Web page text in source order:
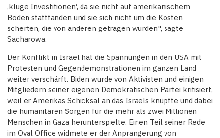
‚kluge Investitionen‘, da sie nicht auf amerikanischem
Boden stattfanden und sie sich nicht um die Kosten
scherten, die von anderen getragen wurden", sagte
Sacharowa.
Der Konflikt in Israel hat die Spannungen in den USA mit
Protesten und Gegendemonstrationen im ganzen Land
weiter verschärft. Biden wurde von Aktivisten und einigen
Mitgliedern seiner eigenen Demokratischen Partei kritisiert,
weil er Amerikas Schicksal an das Israels knüpfte und dabei
die humanitären Sorgen für die mehr als zwei Millionen
Menschen in Gaza herunterspielte. Einen Teil seiner Rede
im Oval Office widmete er der Anprangerung von